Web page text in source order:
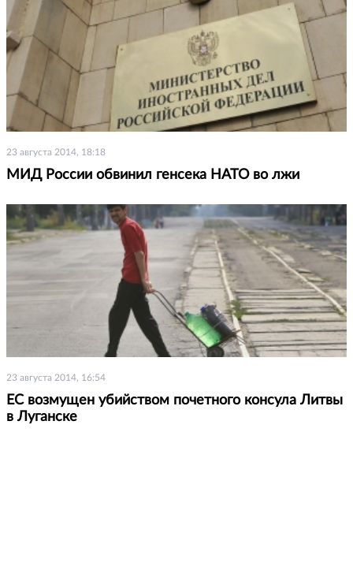
23 августа 2014, 18:18
МИД России обвинил генсека НАТО во лжи
23 августа 2014, 16:54
ЕС возмущен убийством почетного консула Литвы
в Луганске